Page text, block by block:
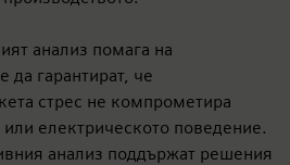
анализ помага на
да гарантират, че
стрес не компрометира
електрическото поведение.
анализ поддържат решения